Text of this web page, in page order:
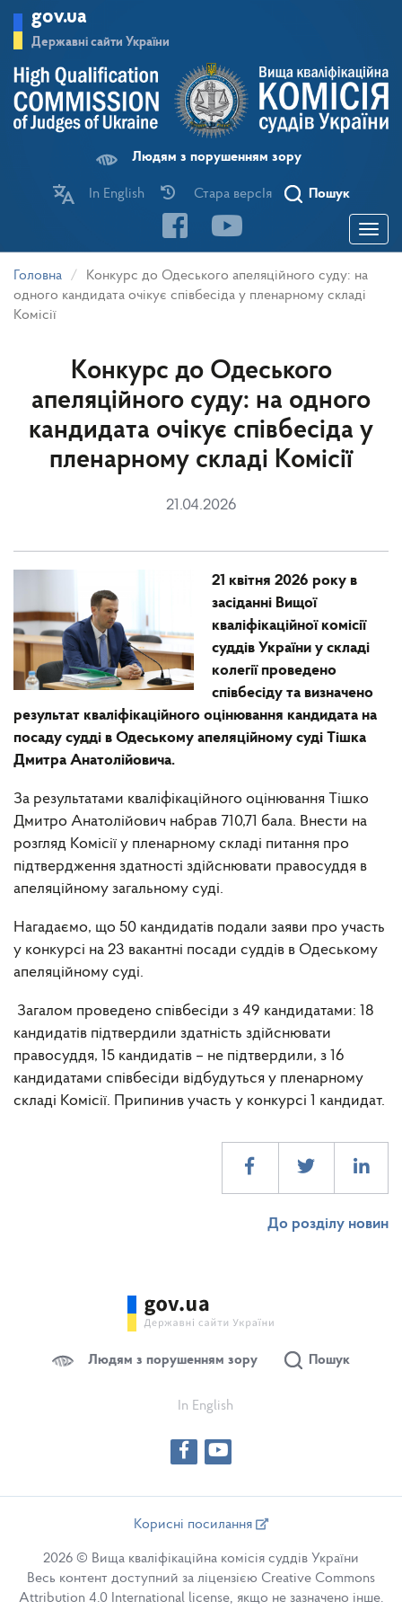
основного
матеріалу
gov.ua
Державні сайти України
Людям з порушенням зору
In English Стара версІя Пошук
Toggle
Головна
Конкурс до Одеського апеляційного суду: на
одного кандидата очікує співбесіда у пленарному складі
Комісії
Конкурс до Одеського
апеляційного суду: на одного
кандидата очікує співбесіда у
пленарному складі Комісії
21.04.2026
21 квітня 2026 року в
засіданні Вищої
кваліфікаційної комісії
суддів України у складі
колегії проведено
співбесіду та визначено
результат кваліфікаційного оцінювання кандидата на
посаду судді в Одеському апеляційному суді Тішка
Дмитра Анатолійовича.
За результатами кваліфікаційного оцінювання Тішко
Дмитро Анатолійович набрав 710,71 бала. Внести на
розгляд Комісії у пленарному складі питання про
підтвердження здатності здійснювати правосуддя в
апеляційному загальному суді.
Нагадаємо, що 50 кандидатів подали заяви про участь
у конкурсі на 23 вакантні посади суддів в Одеському
апеляційному суді.
Загалом проведено співбесіди з 49 кандидатами: 18
кандидатів підтвердили здатність здійснювати
правосуддя, 15 кандидатів – не підтвердили, з 16
кандидатами співбесіди відбудуться у пленарному
складі Комісії. Припинив участь у конкурсі 1 кандидат.
До розділу новин
Людям з порушенням зору Пошук
In English
Корисні посилання
2026 © Вища кваліфікаційна комісія суддів України
Весь контент доступний за ліцензією Creative Commons
Attribution 4.0 International license, якщо не зазначено інше.